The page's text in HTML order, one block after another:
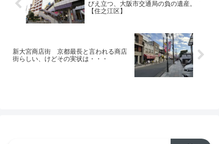
びえ立つ、大阪市交通局の負の遺産。
【住之江区】
新大宮商店街 京都最長と言われる商店
街らしい、けどその実状は・・・